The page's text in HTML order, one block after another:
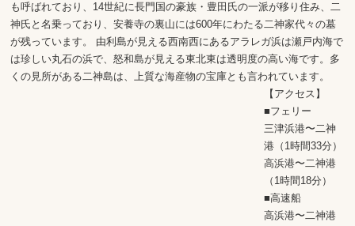
も呼ばれており、14世紀に長門国の豪族・豊田氏の一派が移り住み、二
神氏と名乗っており、安養寺の裏山には600年にわたる二神家代々の墓
が残っています。 由利島が見える西南西にあるアラレガ浜は瀬戸内海で
は珍しい丸石の浜で、怒和島が見える東北東は透明度の高い海です。多
くの見所がある二神島は、上質な海産物の宝庫とも言われています。
【アクセス】
■フェリー
三津浜港〜二神
港（1時間33分）
高浜港〜二神港
（1時間18分）
■高速船
高浜港〜二神港